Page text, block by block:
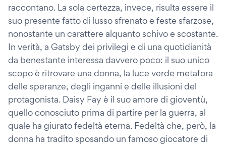
raccontano. La sola certezza, invece, risulta essere il
suo presente fatto di lusso sfrenato e feste sfarzose,
nonostante un carattere alquanto schivo e scostante.
In verità, a Gatsby dei privilegi e di una quotidianità
da benestante interessa davvero poco: il suo unico
scopo è ritrovare una donna, la luce verde metafora
delle speranze, degli inganni e delle illusioni del
protagonista. Daisy Fay è il suo amore di gioventù,
quello conosciuto prima di partire per la guerra, al
quale ha giurato fedeltà eterna. Fedeltà che, però, la
donna ha tradito sposando un famoso giocatore di